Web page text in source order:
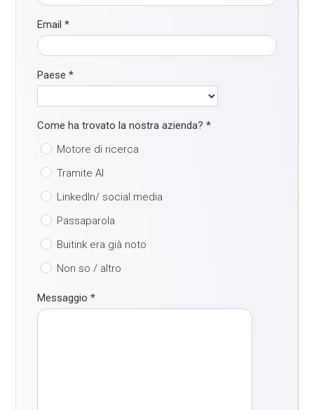
Email*
Paese*
Come ha trovato la nostra azienda?*
Motore di ricerca
Tramite AI
LinkedIn/ social media
Passaparola
Buitink era già noto
Non so / altro
Messaggio*